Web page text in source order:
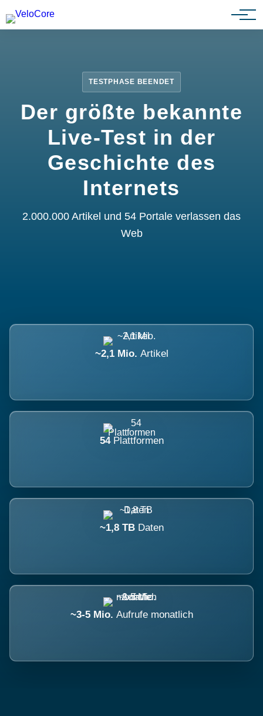
Partnerprogramm
TESTPHASE BEENDET
Der größte bekannte
Live-Test in der
Geschichte des
Internets
2.000.000 Artikel und 54 Portale verlassen das
Web
~2,1 Mio. Artikel
54 Plattformen
~1,8 TB Daten
~3-5 Mio. Aufrufe monatlich